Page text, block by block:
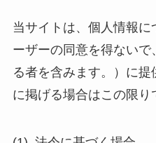
当サイトは、個人情報
ーザーの同意を得ない
る者を含みます。）に
に掲げる場合はこの限り